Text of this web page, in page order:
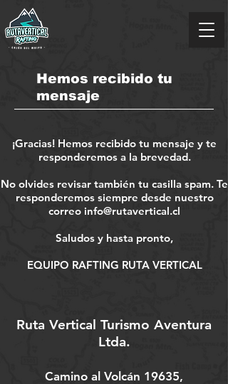
Hemos recibido tu
mensaje
¡Gracias! Hemos recibido tu mensaje y te
responderemos a la brevedad.
No olvides revisar también tu casilla spam. Te
responderemos siempre desde nuestro
correo info@rutavertical.cl
Saludos y hasta pronto,
EQUIPO RAFTING RUTA VERTICAL
Ruta Vertical Turismo Aventura
Ltda.
Camino al Volcán 19635,